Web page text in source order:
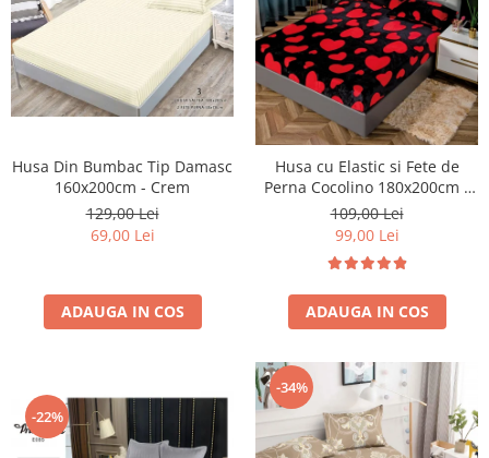
Husa Din Bumbac Tip Damasc
160x200cm - Crem
129,00 Lei
69,00 Lei
ADAUGA IN COS
Husa cu Elastic si Fete de
Perna Cocolino 180x200cm -
Hearts - Negru Cu Inimioare
Rosii
109,00 Lei
99,00 Lei
ADAUGA IN COS
-22%
-34%